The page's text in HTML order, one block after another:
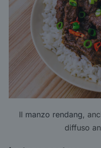
Il manzo rendang,
diffuso